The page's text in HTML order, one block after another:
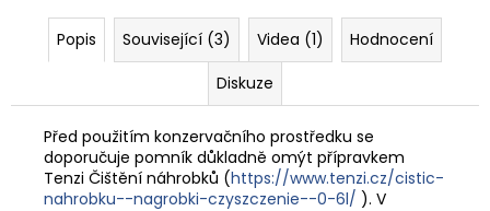
Popis Související (3) Videa (1)
Hodnocení
Diskuze
Před použitím konzervačního prostředku se
doporučuje pomník důkladně omýt přípravkem
Tenzi Čištění náhrobků (https://www.tenzi.cz/cistic-
nahrobku--nagrobki-czyszczenie--0-6l/ ). V